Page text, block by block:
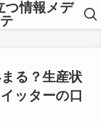
つ情報メデ
る？生産状
ッターの口